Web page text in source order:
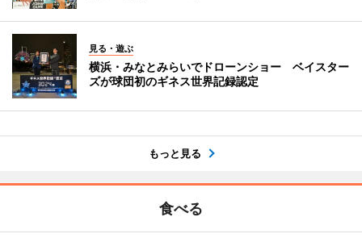
見る・遊ぶ
横浜・みなとみらいでドローンショー ベイスター
ズが球団初のギネス世界記録認定
もっと見る
食べる